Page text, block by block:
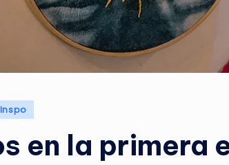
Inspo
en la primera